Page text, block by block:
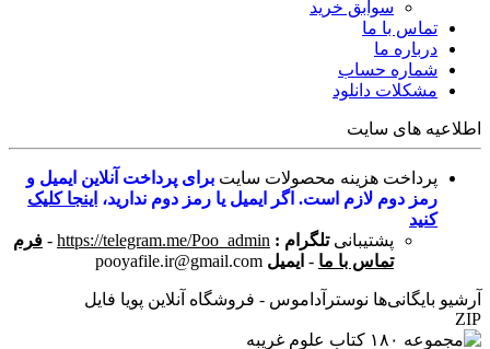
سوابق خرید
تماس با ما
درباره ما
شماره حساب
مشکلات دانلود
اطلاعیه های سایت
پرداخت هزینه محصولات سایت برای پرداخت آنلاین ایمیل و
رمز دوم لازم است. اگر ایمیل یا رمز دوم ندارید، اینجا کلیک
کنید
پشتیبانی تلگرام : https://telegram.me/Poo_admin
- فرم
تماس با ما - ایمیل pooyafile.ir@gmail.com
آرشیو بایگانی‌ها نوسترآداموس - فروشگاه آنلاین پویا فایل
ZIP